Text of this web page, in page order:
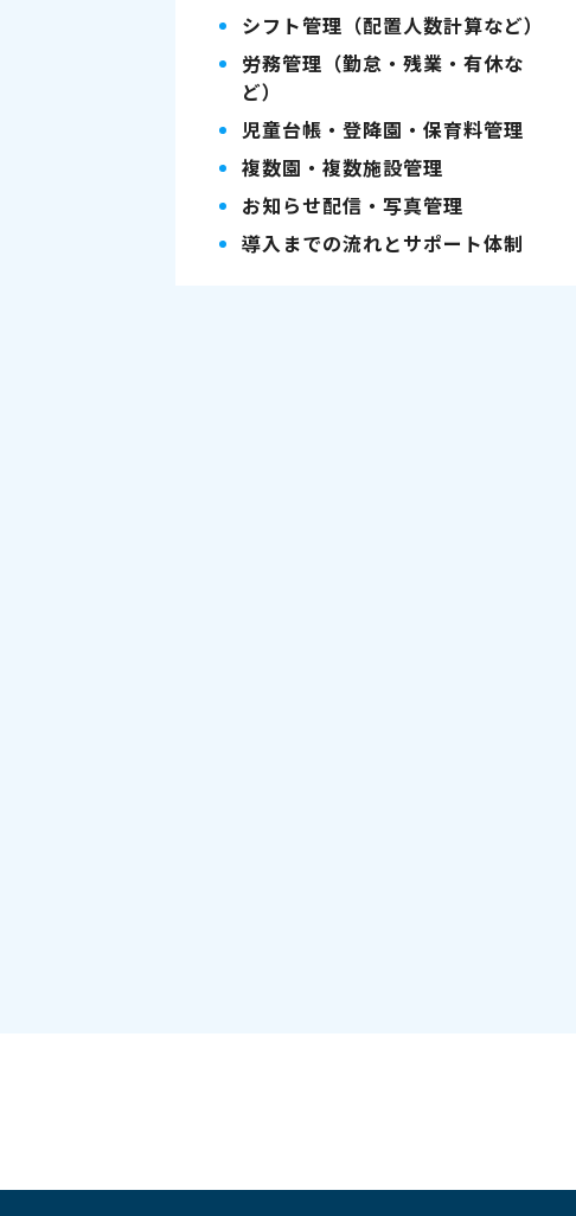
シフト管理（配置人数計算など）
労務管理（勤怠・残業・有休な
ど）
児童台帳・登降園・保育料管理
複数園・複数施設管理
お知らせ配信・写真管理
導入までの流れとサポート体制